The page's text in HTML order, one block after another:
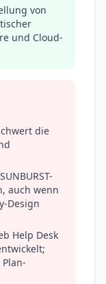
von
und Cloud-
die
auch wenn
Design
Help Desk